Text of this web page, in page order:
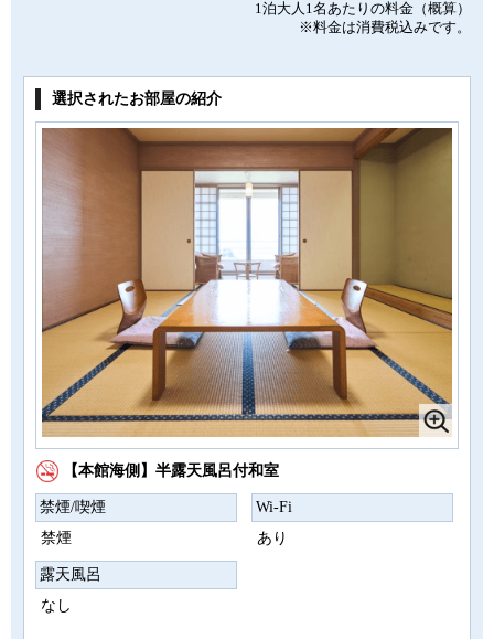
1泊大人1名あたりの料金（概算）
※料金は消費税込みです。
選択されたお部屋の紹介
【本館海側】半露天風呂付和室
禁煙/喫煙
禁煙
Wi-Fi
あり
露天風呂
なし